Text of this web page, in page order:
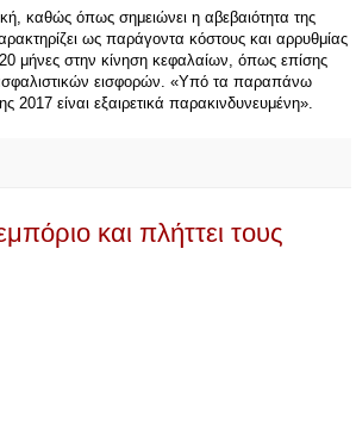
καθώς όπως σημειώνει η αβεβαιότητα της
ως παράγοντα κόστους και αρρυθμίας
μήνες στην κίνηση κεφαλαίων, όπως επίσης
εισφορών. «Υπό τα παραπάνω
2017 είναι εξαιρετικά παρακινδυνευμένη».
και πλήττει τους